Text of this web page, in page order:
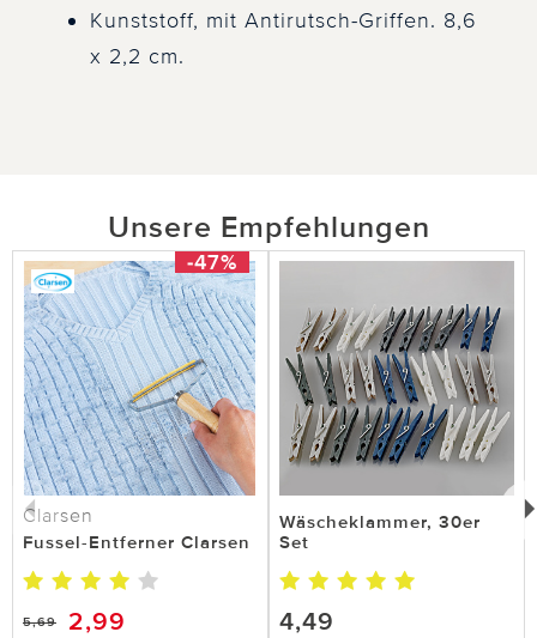
Kunststoff, mit Antirutsch-Griffen. 8,6
x 2,2 cm.
Unsere Empfehlungen
-47%
Clarsen
Fussel-Entferner Clarsen
5,69 2,99
Wäscheklammer, 30er
Set
4,49